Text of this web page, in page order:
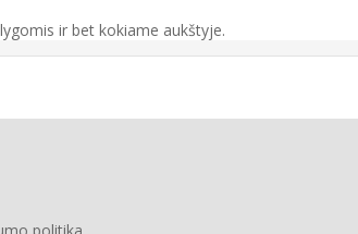
ir bet kokiame aukštyje.